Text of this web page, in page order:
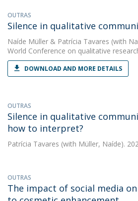
OUTRAS
Silence in qualitative
Naíde Müller & Patrícia Tavares (with
World Conference on qualitative
DOWNLOAD AND MORE DETAILS
OUTRAS
Silence in qualitative
how to interpret?
Patrícia Tavares (with Müller, Naíde).
OUTRAS
The impact of social media